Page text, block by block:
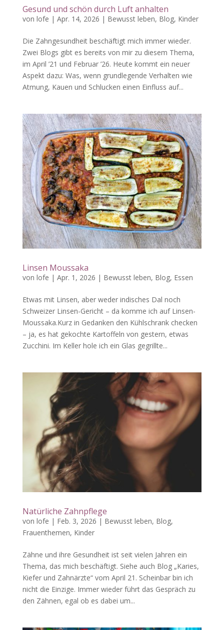
Gesund und schön durch Luft anhalten
von lofe | Apr. 14, 2026 | Bewusst leben, Blog, Kinder
Die Zahngesundheit beschäftigt mich immer wieder.
Zwei Blogs gibt es bereits von mir zu diesem Thema,
im April ’21 und Februar ’26. Heute kommt ein neuer
Aspekt dazu: Was, wenn grundlegende Verhalten wie
Atmung, Kauen und Schlucken einen Einfluss auf...
Linsen Moussaka
von lofe | Apr. 1, 2026 | Bewusst leben, Blog, Essen
Etwas mit Linsen, aber weder indisches Dal noch
Schweizer Linsen-Gericht – da komme ich auf Linsen-
Moussaka.Kurz in Gedanken den Kühlschrank checken
– ja, es hat gekochte Kartoffeln von gestern, etwas
Zucchini. Im Keller hole ich ein Glas gegrillte...
Natürliche Zahnpflege
von lofe | Feb. 3, 2026 | Bewusst leben, Blog,
Frauenthemen, Kinder
Zähne und ihre Gesundheit ist seit vielen Jahren ein
Thema, das mich beschäftigt. Siehe auch Blog „Karies,
Kiefer und Zahnärzte“ vom April 21. Scheinbar bin ich
nicht die Einzige. Immer wieder führt das Gespräch zu
den Zähnen, egal ob es dabei um...